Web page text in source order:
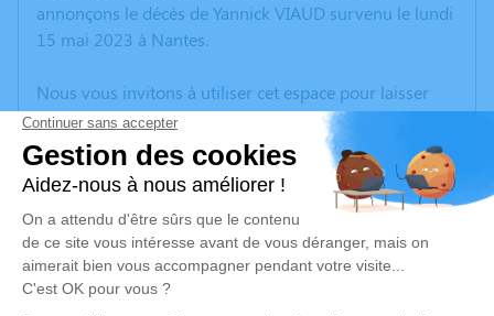
annonçons le décès de Yannick VIAUD survenu le lundi
15 mai 2023 à Nantes.
Nous vous invitons à utiliser cet espace pour laisser
vos condoléances, partager des photos souvenirs, une
anecdote ou exprimer vos pensées à travers des
poèmes ou des textes. Cet endroit est un lieu
d'expression dédié à honorer la mémoire de Yannick
VIAUD.
Un service de plantation d’arbre hommage est
disponible ici